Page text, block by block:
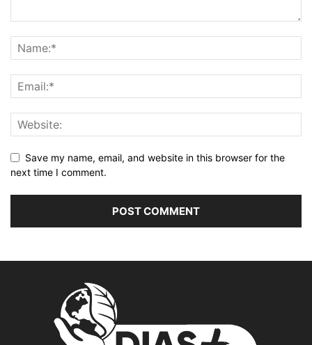
Save my name, email, and website in this browser for the
next time I comment.